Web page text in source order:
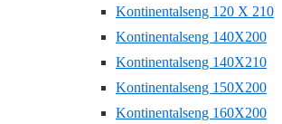
Kontinentalseng 120 X 210
Kontinentalseng 140X200
Kontinentalseng 140X210
Kontinentalseng 150X200
Kontinentalseng 160X200